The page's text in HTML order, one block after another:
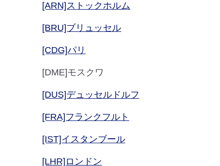
[ARN]ストックホルム
[BRU]ブリュッセル
[CDG]パリ
[DME]モスクワ
[DUS]デュッセルドルフ
[FRA]フランクフルト
[IST]イスタンブール
[LHR]ロンドン